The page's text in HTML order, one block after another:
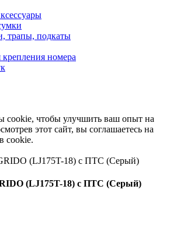
трапы, подкаты
номера
cookie, чтобы улучшить ваш опыт на
этот сайт, вы соглашаетесь на
cookie.
(LJ175T-18) с ПТС (Серый)